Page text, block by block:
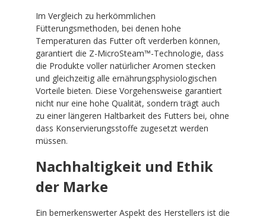
Im Vergleich zu herkömmlichen
Fütterungsmethoden, bei denen hohe
Temperaturen das Futter oft verderben können,
garantiert die Z-MicroSteam™-Technologie, dass
die Produkte voller natürlicher Aromen stecken
und gleichzeitig alle ernährungsphysiologischen
Vorteile bieten. Diese Vorgehensweise garantiert
nicht nur eine hohe Qualität, sondern trägt auch
zu einer längeren Haltbarkeit des Futters bei, ohne
dass Konservierungsstoffe zugesetzt werden
müssen.
Nachhaltigkeit und Ethik
der Marke
Ein bemerkenswerter Aspekt des Herstellers ist die